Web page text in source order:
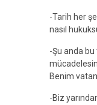
-Tarih her
nasıl
-Şu anda
Benim
-Biz